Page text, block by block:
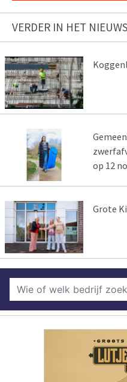
VERDER IN HET
op 12
Grote